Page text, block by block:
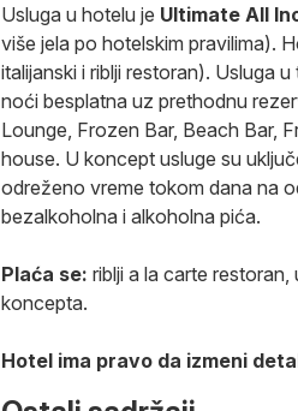
Usluga u hotelu je Ultimate All
više jela po hotelskim pravilima).
italijanski i riblji restoran). Usluga
noći besplatna uz prethodnu
Lounge, Frozen Bar, Beach Bar,
house. U koncept usluge su
odreženo vreme tokom dana na
bezalkoholna i alkoholna pića.
Plaća se: riblji a la carte
koncepta.
Hotel ima pravo da izmeni